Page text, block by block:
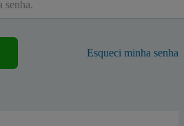
Esqueci minha senha